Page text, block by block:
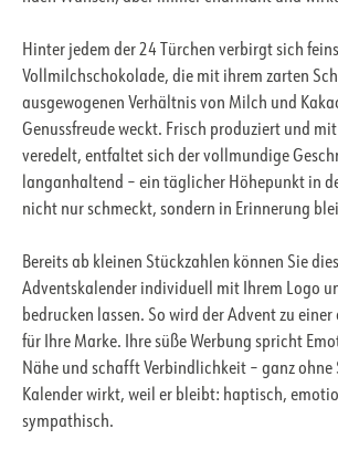
Hinter jedem der 24 Türchen verbirgt sich
Vollmilchschokolade, die mit ihrem zarten
ausgewogenen Verhältnis von Milch und
Genussfreude weckt. Frisch produziert und
veredelt, entfaltet sich der vollmundige
langanhaltend – ein täglicher Höhepunkt in
nicht nur schmeckt, sondern in Erinnerung
Bereits ab kleinen Stückzahlen können Sie
Adventskalender individuell mit Ihrem Logo
bedrucken lassen. So wird der Advent zu
für Ihre Marke. Ihre süße Werbung spricht
Nähe und schafft Verbindlichkeit – ganz ohne
Kalender wirkt, weil er bleibt: haptisch,
sympathisch.